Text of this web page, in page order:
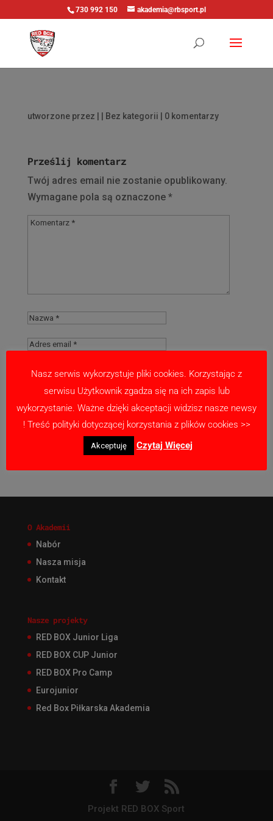
730 992 150 akademia@rbsport.pl
utworzone przez | Bez kategorii | 0 komentarzy
Prześlij komentarz
Twój adres email nie zostanie opublikowany.
Wymagane pola są oznaczone *
Zapamiętaj moje dane w tej przeglądarce
podczas pisania kolejnych komentarzy.
O Akademii
Nabór
Nasza misja
Kontakt
Nasze projekty
RED BOX Junior Liga
RED BOX CUP Junior
RED BOX Pro Camp
Eurojunior
Red Box Piłkarska Akademia
Projekt RED BOX Sport
Nasz serwis wykorzystuje pliki cookies. Korzystając z
serwisu Użytkownik zgadza się na ich zapis lub
wykorzystanie. Ważne dzięki akceptacji widzisz nasze newsy
! Treść polityki dotyczącej korzystania z plików cookies >>
Akceptuję Czytaj Więcej